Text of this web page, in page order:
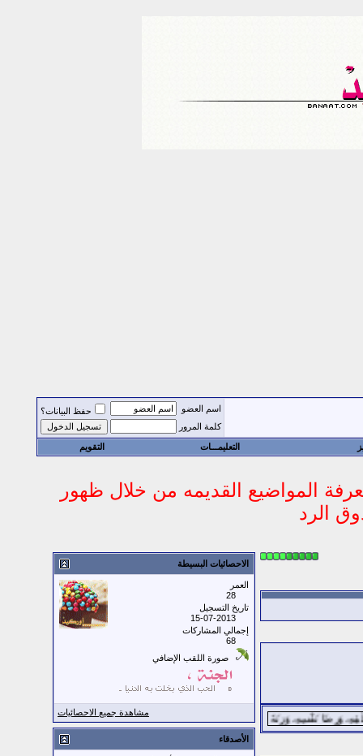
اسم العضو
حفظ البيانات؟
كلمة المرور
التعليمـــات التقويم
المواضيع القديمه من خلال ظهور
الرد
وَرِضَا نَفْسِهِ، وَزِنَةَ عَرْشِهِ، وَمِدَادَ كَلمَاتهِ ؛
الاحصائيات البسيطة
العمر
28
تاريخ التسجيل
15-07-2013
إجمالي المشاركات
68
صورة اللقب الإضافي
مشاهدة جميع الاحصائيات
الأصدقاء